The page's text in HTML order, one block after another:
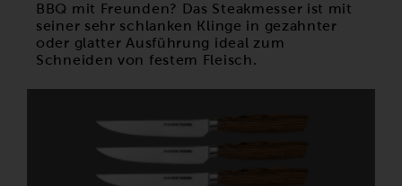
BBQ mit Freunden? Das Steakmesser ist mit
seiner sehr schlanken Klinge in gezahnter
oder glatter Ausführung ideal zum
Schneiden von festem Fleisch.